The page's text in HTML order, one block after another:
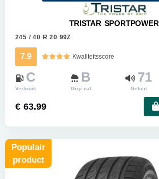
TRISTAR SPORTPOWER
245 / 40 R 20 99Z
7.9 Kwaliteitsscore
C
Verbruik
B
Grip nat
71
Geluid
€ 63.99
Populair
product